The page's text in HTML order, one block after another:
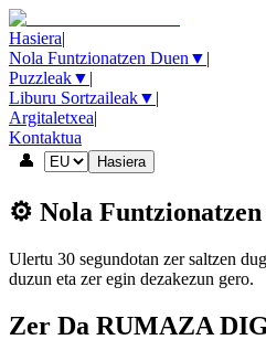
Hasiera|
Nola Funtzionatzen Duen ▼ |
Puzzleak▼ |
Liburu Sortzaileak▼ |
Argitaletxea|
Kontaktua
👤
Hasiera
⚙️ Nola Funtzionatzen
Ulertu 30 segundotan zer saltzen
duzun eta zer egin dezakezun gero.
Zer Da RUMAZA